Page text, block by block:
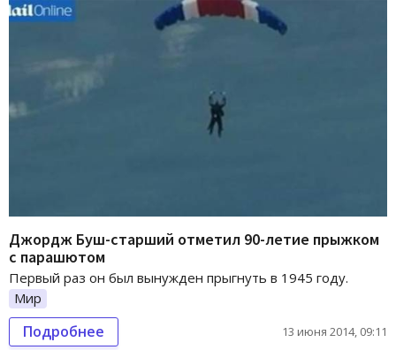
Джордж Буш-старший отметил 90-летие прыжком
с парашютом
Первый раз он был вынужден прыгнуть в 1945 году.
Мир
Подробнее 13 июня 2014, 09:11